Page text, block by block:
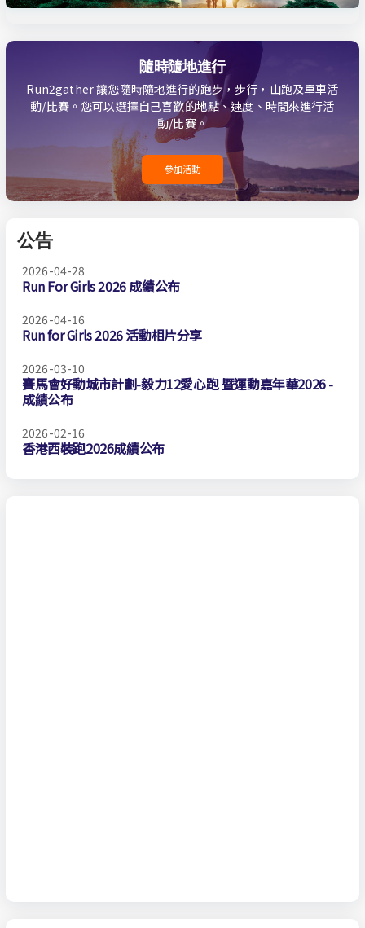
隨時隨地進行
Run2gather 讓您隨時隨地進行的跑步，步行，山跑及單車活
動/比賽。您可以選擇自己喜歡的地點、速度、時間來進行活
動/比賽。
參加活動
公告
2026-04-28
Run For Girls 2026 成績公布
2026-04-16
Run for Girls 2026 活動相片分享
2026-03-10
賽馬會好動城市計劃-毅力12愛心跑 暨運動嘉年華2026 -
成績公布
2026-02-16
香港西裝跑2026成績公布